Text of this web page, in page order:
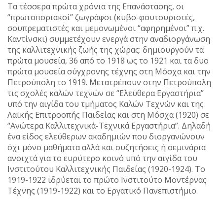
Τα τέσσερα πρώτα χρόνια της Επανάστασης, οι
“πρωτοποριακοί” ζωγράφοι (κυβο-φουτουριστές,
σουπρεματιστές και μεμονωμένοι “αφηρημένοι” π.χ.
Καντίνσκι) συμμετέχουν ενεργά στην αναδιοργάνωση
της καλλιτεχνικής ζωής της χώρας: δημιουργούν τα
πρώτα μουσεία, 36 από το 1918 ως το 1921 και τα δυο
πρώτα μουσεία σύγχρονης τέχνης στη Μόσχα και την
Πετρούπολη το 1919. Μετατρέπουν στην Πετρούπολη
τις σχολές καλών τεχνών σε “Ελεύθερα Εργαστήρια”
υπό την αιγίδα του τμήματος Καλών Τεχνών και της
Λαϊκής Επιτροοπής Παιδείας και στη Μόσχα (1920) σε
“Ανώτερα Καλλιτεχνικά-Τεχνικά Εργαστήρια”. Δηλαδή
ένα είδος ελεύθερων ακαδημιών που διοργανώνουν
όχι μόνο μαθήματα αλλά και συζητήσεις ή σεμινάρια
ανοιχτά για το ευρύτερο κοινό υπό την αιγίδα του
Ινστιτούτου Καλλιτεχνικής Παιδείας (1920-1924). Το
1919-1922 ιδρύεται το πρώτο Ινστιτούτο Μοντέρνας
Τέχνης (1919-1922) και το Εργατικό Πανεπιστήμιο.